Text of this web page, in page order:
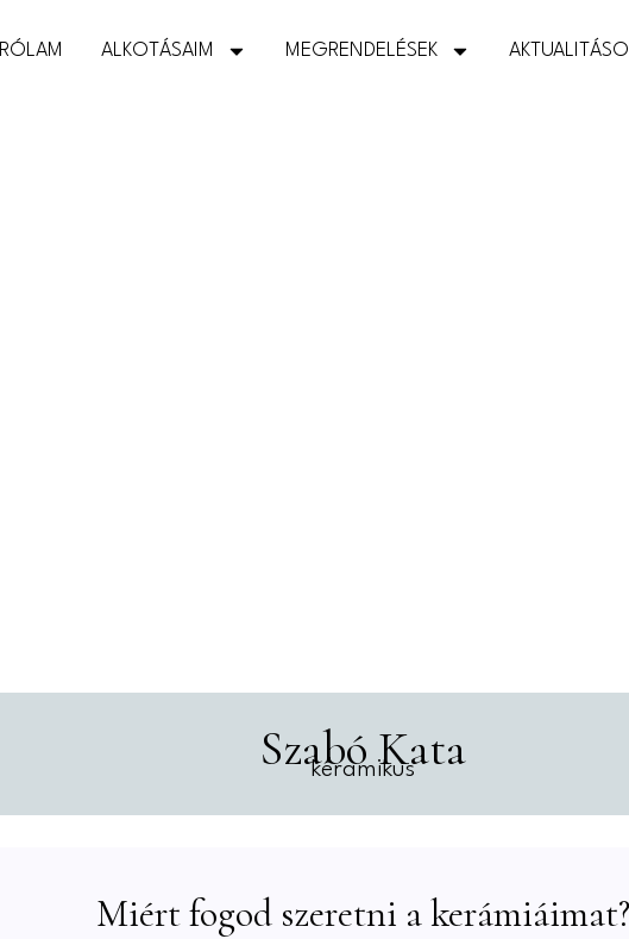
RÓLAM ALKOTÁSAIM MEGRENDELÉSEK
Szabó Kata
keramikus
Miért fogod szeretni a kerámiáimat?